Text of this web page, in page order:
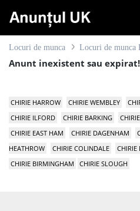
Locuri de munca Locuri de munca
Anunt inexistent sau expirat!
CHIRIE HARROW CHIRIE WEMBLEY
CHIRIE ILFORD
CHIRIE BARKING
CHIRIE EAST HAM
CHIRIE DAGENHAM
HEATHROW
CHIRIE COLINDALE CHIRIE
CHIRIE BIRMINGHAM
CHIRIE SLOUGH